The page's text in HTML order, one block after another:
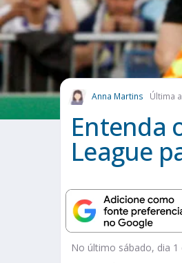
Anna Martins Última
Entenda
League
No último sábado, dia